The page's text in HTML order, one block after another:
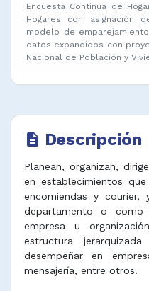
Encuesta Continua de
Hogares con asignación
modelo de
datos expandidos con
Nacional de Población y
description Descripción
Planean, organizan,
en establecimientos
encomiendas y
departamento o
empresa u
estructura
desempeñar en
mensajería, entre otros.